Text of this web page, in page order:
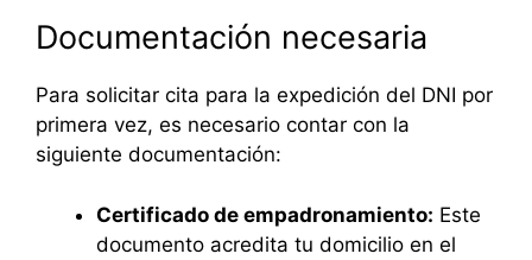
Documentación necesaria
Para solicitar cita para la expedición del DNI por
primera vez, es necesario contar con la
siguiente documentación:
Certificado de empadronamiento: Este
documento acredita tu domicilio en el